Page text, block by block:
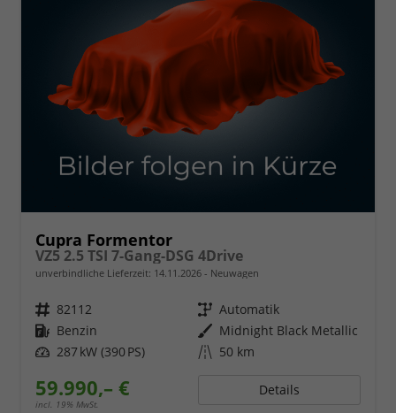
Cupra Formentor
VZ5 2.5 TSI 7-Gang-DSG 4Drive
unverbindliche Lieferzeit: 14.11.2026 Neuwagen
Fahrzeugnr. 82112 Getriebe Automatik
Kraftstoff Benzin Außenfarbe Midnight Black Metallic
Leistung 287 kW (390 PS) Kilometerstand 50 km
59.990,– €
incl. 19% MwSt.
Details